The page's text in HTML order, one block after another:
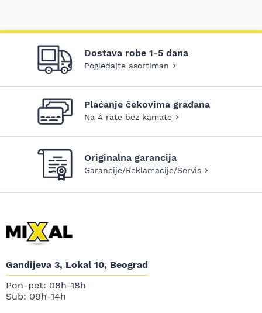
Dostava robe 1-5 dana
Pogledajte asortiman
Plaćanje čekovima građana
Na 4 rate bez kamate
Originalna garancija
Garancije/Reklamacije/Servis
Gandijeva 3, Lokal 10, Beograd
Pon-pet: 08h-18h
Sub: 09h-14h